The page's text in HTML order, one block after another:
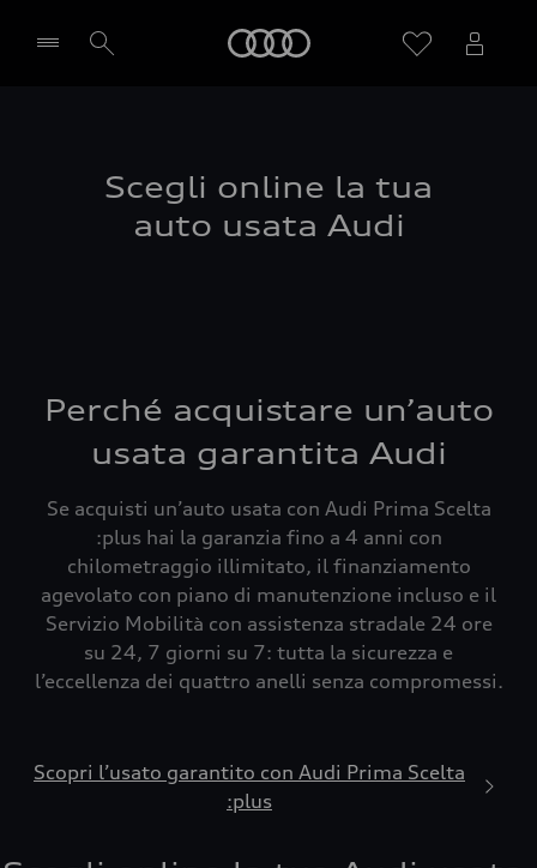
Scegli online la tua
auto usata Audi
Perché acquistare un’auto
usata garantita Audi
Se acquisti un’auto usata con Audi Prima Scelta
:plus hai la garanzia fino a 4 anni con
chilometraggio illimitato, il finanziamento
agevolato con piano di manutenzione incluso e il
Servizio Mobilità con assistenza stradale 24 ore
su 24, 7 giorni su 7: tutta la sicurezza e
l’eccellenza dei quattro anelli senza compromessi.
Scopri l’usato garantito con Audi Prima Scelta
:plus